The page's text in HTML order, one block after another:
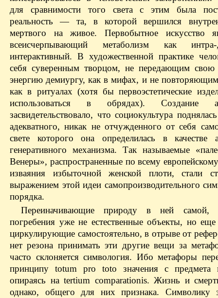
для сравнимости того света с этим была
реальность — та, в которой вершился
мертвого на живое. Первобытное искусство
всеисчерпывающий метаболизм как
интерактивный. В художественной практике
себя суверенным творцом, не передающим свою
энергию демиургу, как в мифах, и не
как в ритуалах (хотя бы первоэстетические
использоваться в обрядах). Создание
засвидетельствовало, что социокультура
адекватного, никак не отчужденного от себя
свете которого она определилась в качестве
генеративного механизма. Так называемые
Венеры», распространенные по всему
изваяния избыточной женской плоти, стали
выражением этой идеи самопроизводительного
порядка.
Переиначивающие природу в ней самой,
погребения уже не естественные объекты, но
циркулирующие самостоятельно, в отрыве от
нет резона принимать эти другие вещи за
часто склоняется симвология. Ибо метафоры
принципу totum pro toto значения с предмета
опираясь на tertium comparationis. Жизнь и
однако, общего для них признака. Символику